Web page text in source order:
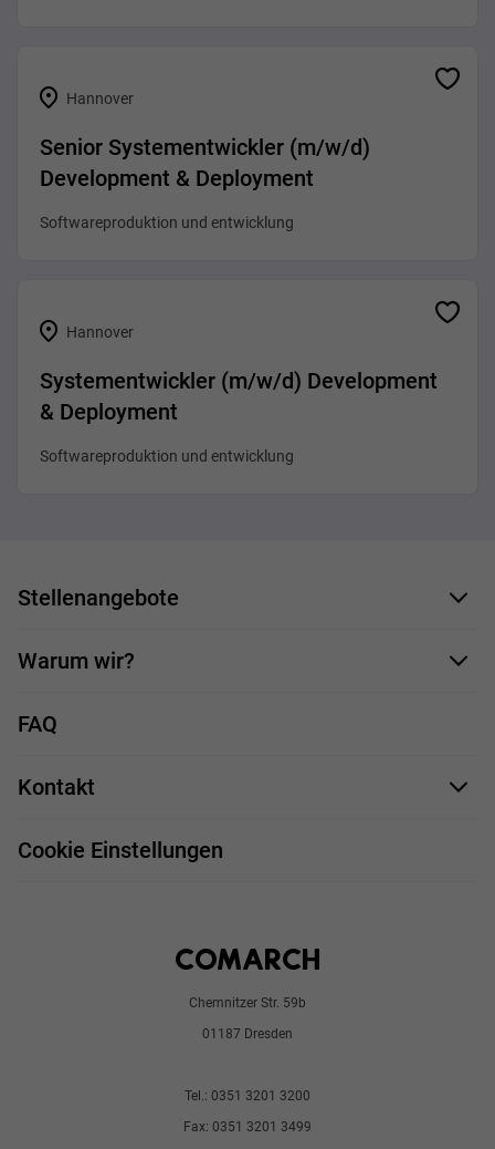
Hannover
Senior Systementwickler (m/w/d)
Development & Deployment
Softwareproduktion und entwicklung
Hannover
Systementwickler (m/w/d) Development
& Deployment
Softwareproduktion und entwicklung
Chemnitzer Str. 59b
01187 Dresden
Tel.: 0351 3201 3200
Fax: 0351 3201 3499
Stellenangebote
Bewerbungsformular
Warum wir?
Stellenprofile
Bewerbungsprozess
FAQ
Kontakt
Impressum
Cookie Einstellungen